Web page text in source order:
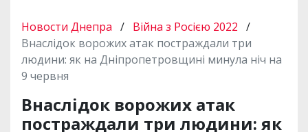
Новости Днепра / Війна з Росією 2022 /
Внаслідок ворожих атак постраждали три
людини: як на Дніпропетровщині минула ніч на
9 червня
Внаслідок ворожих атак
постраждали три людини: як